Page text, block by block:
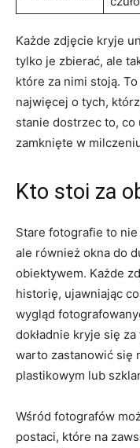
Każde zdjęcie kryje
tylko je ​zbierać, ale
które za nimi stoją.
najwięcej‍ o tych,
stanie dostrzec to, co
zamknięte w
Kto stoi za
Stare fotografie to
ale również okna do
obiektywem. Każde
historię, ujawniając
wygląd
dokładnie kryje się
warto zastanowić się
plastikowym lub
Wśród fotografów
postaci, które na